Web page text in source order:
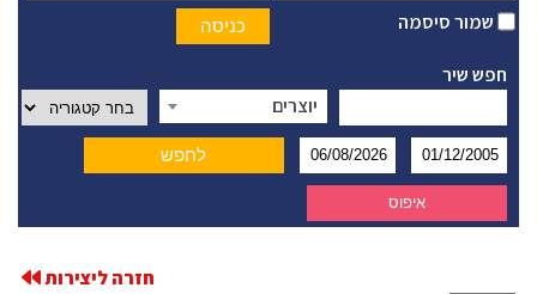
שמור סיסמה
חפש שיר
יוצרים
חזרה ליצירות